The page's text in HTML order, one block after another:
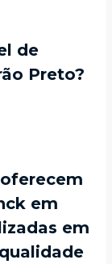
de
Preto?
em
em